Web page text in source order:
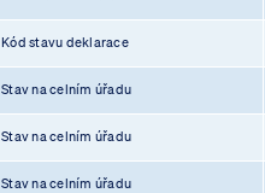
Kód stavu deklarace
Stav na celním úřadu
Stav na celním úřadu
Stav na celním úřadu